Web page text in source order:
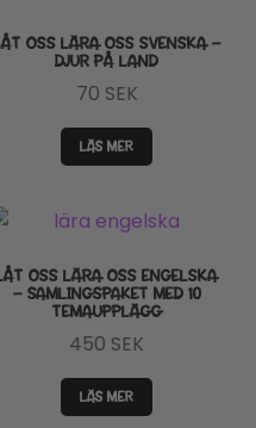
OSS LÄRA OSS SVENSKA –
DJUR PÅ LAND
70 SEK
LÄS MER
OSS LÄRA OSS ENGELSKA
– SAMLINGSPAKET MED 10
TEMAUPPLÄGG
450 SEK
LÄS MER